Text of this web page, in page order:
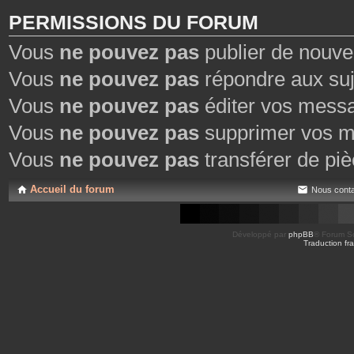
PERMISSIONS DU FORUM
Vous ne pouvez pas publier de
Vous ne pouvez pas répondre aux
Vous ne pouvez pas éditer vos
Vous ne pouvez pas supprimer vos
Vous ne pouvez pas transférer de
Accueil du forum Nous
Développé par phpBB ® Forum
Traduction